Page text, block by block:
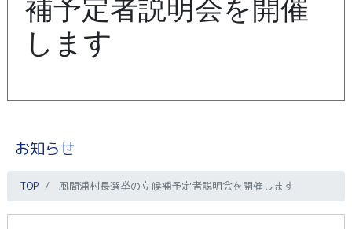
補予定者説明会を開催
します
お知らせ
TOP 風間浦村長選挙の立候補予定者説明会を開催します